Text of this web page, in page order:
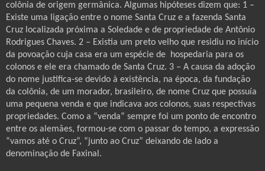
colônia de origem germânica. Algumas hipóteses dizem que: 1 –
Existe uma ligação entre o nome Santa Cruz e a fazenda Santa
Cruz localizada próxima a Soledade e de propriedade de Antônio
Rodrigues Chaves. 2 – Existia um preto velho que residiu no início
da povoação cuja casa era um espécie de hospedaria para os
colonos e ele era chamado de Santa Cruz. 3 – A causa da adoção
do nome justifica-se devido à existência, na época, da fundação
da colônia, de um morador, brasileiro, de nome Cruz que possuía
uma pequena venda e que indicava aos colonos, suas respectivas
propriedades. Como a “venda” sempre foi um ponto de encontro
entre os alemães, formou-se com o passar do tempo, a expressão
“vamos até o Cruz”, “junto ao Cruz” deixando de lado a
denominação de Faxinal.